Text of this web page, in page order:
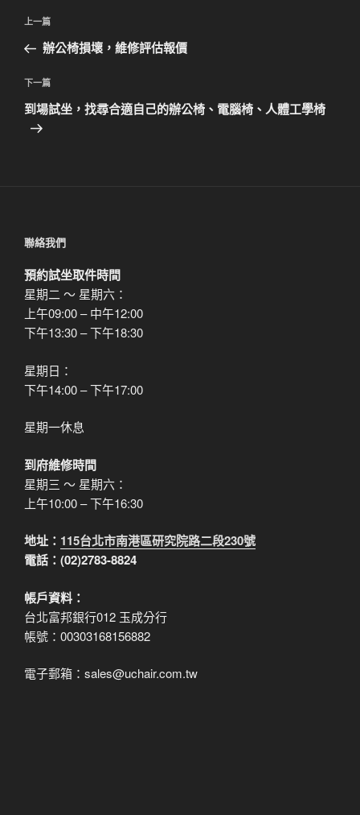
文
導
覽
上
一
文
章
上一篇
辦公椅損壞，維修評估報價
下
一
篇
下一篇
到場試坐，找尋合適自己的辦公椅、電腦椅、人體工學椅
聯絡我們
預約試坐取件時間
星期二 ～ 星期六：
上午09:00 – 中午12:00
下午13:30 – 下午18:30
星期日：
下午14:00 – 下午17:00
星期一休息
到府維修時間
星期三 ～ 星期六：
上午10:00 – 下午16:30
地址： 115台北市南港區研究院路二段230號
電話：(02)2783-8824
帳戶資料：
台北富邦銀行012 玉成分行
帳號：00303168156882
電子郵箱：sales@uchair.com.tw